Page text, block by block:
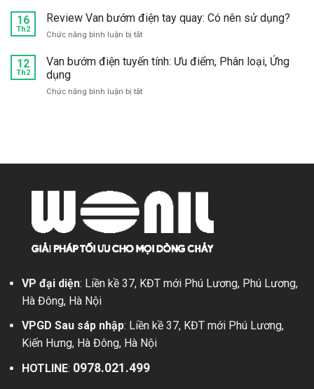
chất
lượng
đâu?
tính:
Phân
loại,
dụng
bướm
điện
inox:
tạo,
16
Th2
Review Van bướm điện tay quay: Có nên sử dụng?
Chức năng bình luận bị tắtở
Van
tay
12
Th2
Van bướm điện tuyến tính: Ưu điểm, Phân loại, Ứng
dụng
Chức năng bình luận bị tắtở
Ưu
loại,
VP đại diện: Liền kề 37, KĐT mới Phú Lương, Phú Lương,
Hà Đông, Hà Nội
VPGD Sau sáp nhập: Liền kề 37, KĐT mới Phú Lương,
Kiến Hưng, Hà Đông, Hà Nội
HOTLINE: 0978.021.499